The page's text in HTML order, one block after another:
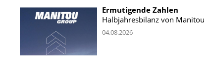
Ermutigende Zahlen
Halbjahresbilanz von Manitou
04.08.2026